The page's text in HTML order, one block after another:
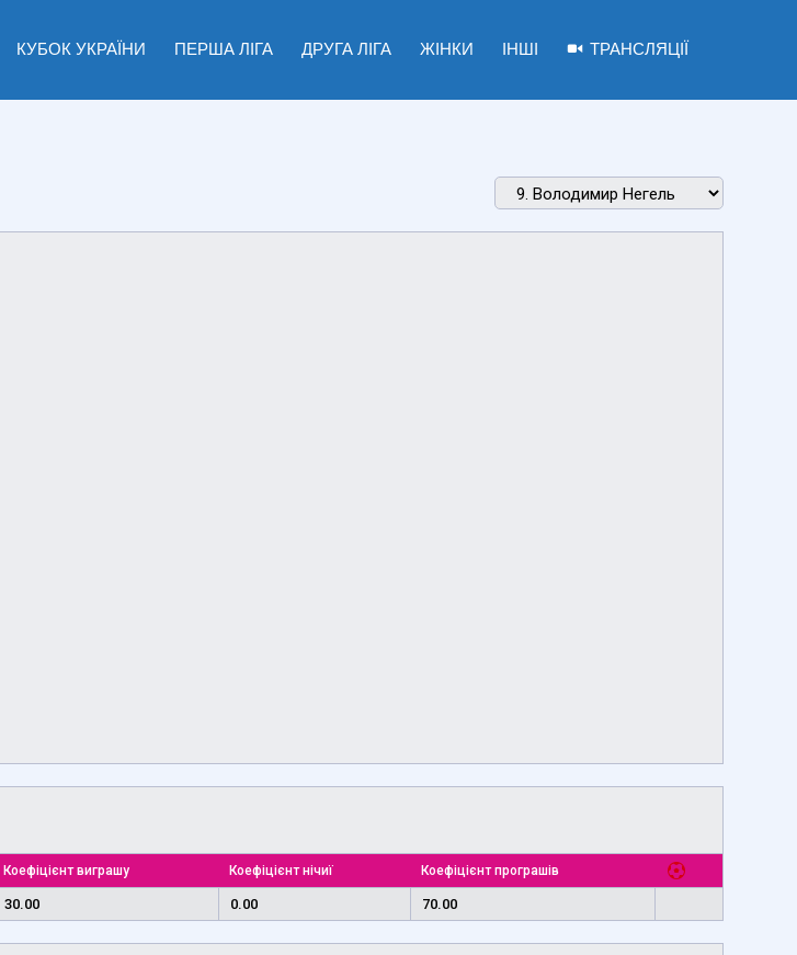
КУБОК УКРАЇНИ ПЕРША ЛІГА ДРУГА ЛІГА ЖІНКИ ІНШІ ТРАНСЛЯЦІЇ
Коефіцієнт виграшу Коефіцієнт нічиї Коефіцієнт програшів
30.00 0.00 70.00